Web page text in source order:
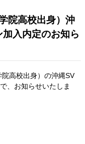
院高校出身）沖
入内定のお知ら
高校出身）の沖縄SV
、お知らせいたしま